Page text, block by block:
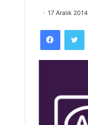
17 Aralık 2014
Facebook Twitter